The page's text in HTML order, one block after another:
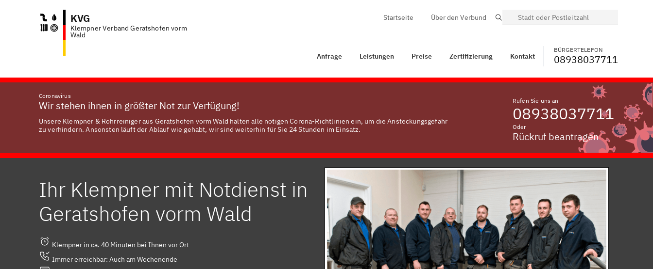
KVG
Klempner Verband Geratshofen vorm
Wald
BÜRGERTELEFON WECHSELN
Startseite Über den Verbund Suche
Anfrage Leistungen Preise Zertifizierung Kontakt
BÜRGERTELEFON
08938037711
Coronavirus
Wir stehen ihnen in größter Not zur Verfügung!
Unsere Klempner & Rohrreiniger aus Geratshofen vorm Wald halten alle nötigen Corona-Richtlinien ein, um die Ansteckungsgefahr
zu verhindern. Ansonsten läuft der Ablauf wie gehabt, wir sind weiterhin für Sie 24 Stunden im Einsatz.
Rufen Sie uns an
08938037711
Oder
Rückruf beantragen
Ihr Klempner mit Notdienst in
Geratshofen vorm Wald
Klempner in ca. 40 Minuten bei Ihnen vor Ort
Immer erreichbar: Auch am Wochenende